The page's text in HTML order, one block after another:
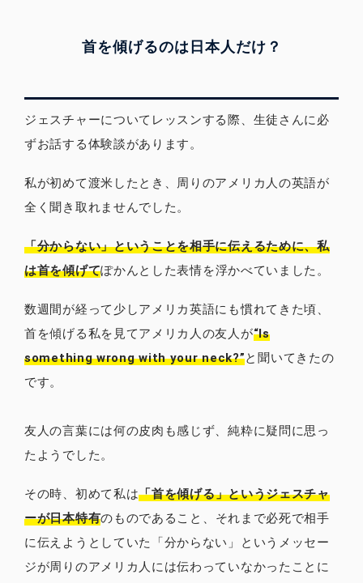
首を傾げるのは日本人だけ？
ジェスチャーについてレッスンする際、生徒さんに必
ずお話する体験談があります。
私が初めて渡米したとき、周りのアメリカ人の英語が
全く聞き取れませんでした。
「分からない」ということを相手に伝えるために、私
は首を傾げてぽかんとした表情を浮かべていました。
数週間が経って少しアメリカ英語にも慣れてきた頃、
首を傾げる私を見てアメリカ人の友人が“Is
something wrong with your neck?”と聞いてきたの
です。
友人の言葉には何の皮肉も感じず、純粋に疑問に思っ
たようでした。
その時、初めて私は「首を傾げる」というジェスチャ
ーが日本特有のものであること、それまで必死で相手
に伝えようとしていた「分からない」というメッセー
ジが周りのアメリカ人には伝わっていなかったことに